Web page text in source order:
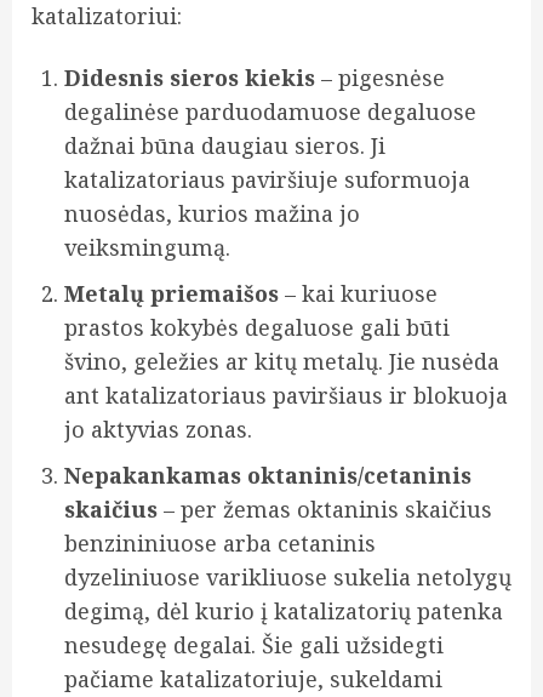
katalizatoriui:
Didesnis sieros kiekis – pigesnėse
degalinėse parduodamuose degaluose
dažnai būna daugiau sieros. Ji
katalizatoriaus paviršiuje suformuoja
nuosėdas, kurios mažina jo
veiksmingumą.
Metalų priemaišos – kai kuriuose
prastos kokybės degaluose gali būti
švino, geležies ar kitų metalų. Jie nusėda
ant katalizatoriaus paviršiaus ir blokuoja
jo aktyvias zonas.
Nepakankamas oktaninis/cetaninis
skaičius – per žemas oktaninis skaičius
benzininiuose arba cetaninis
dyzeliniuose varikliuose sukelia netolygų
degimą, dėl kurio į katalizatorių patenka
nesudegę degalai. Šie gali užsidegti
pačiame katalizatoriuje, sukeldami